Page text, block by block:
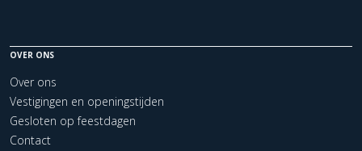
OVER ONS
Over ons
Vestigingen en openingstijden
Gesloten op feestdagen
Contact